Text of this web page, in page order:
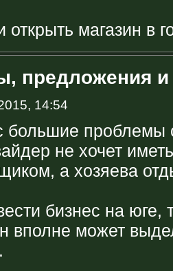
магазин в
предложения и
14:54
большие проблемы
не хочет
а хозяева
бизнес на юге,
вполне может